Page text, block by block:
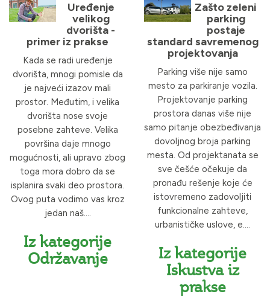
Uređenje
velikog
dvorišta -
primer iz prakse
Kada se radi uređenje
dvorišta, mnogi pomisle da
je najveći izazov mali
prostor. Međutim, i velika
dvorišta nose svoje
posebne zahteve. Velika
površina daje mnogo
mogućnosti, ali upravo zbog
toga mora dobro da se
isplanira svaki deo prostora.
Ovog puta vodimo vas kroz
jedan naš....
Iz kategorije
Održavanje
Zašto zeleni
parking
postaje
standard savremenog
projektovanja
Parking više nije samo
mesto za parkiranje vozila.
Projektovanje parking
prostora danas više nije
samo pitanje obezbeđivanja
dovoljnog broja parking
mesta. Od projektanata se
sve češće očekuje da
pronađu rešenje koje će
istovremeno zadovoljiti
funkcionalne zahteve,
urbanističke uslove, e....
Iz kategorije
Iskustva iz
prakse